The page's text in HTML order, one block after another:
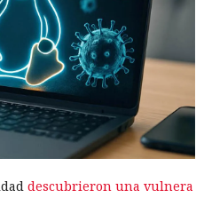
descubrieron una vulnera